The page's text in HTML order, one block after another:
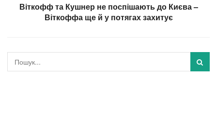
Віткофф та Кушнер не поспішають до Києва –
Віткоффа ще й у потягах захитує